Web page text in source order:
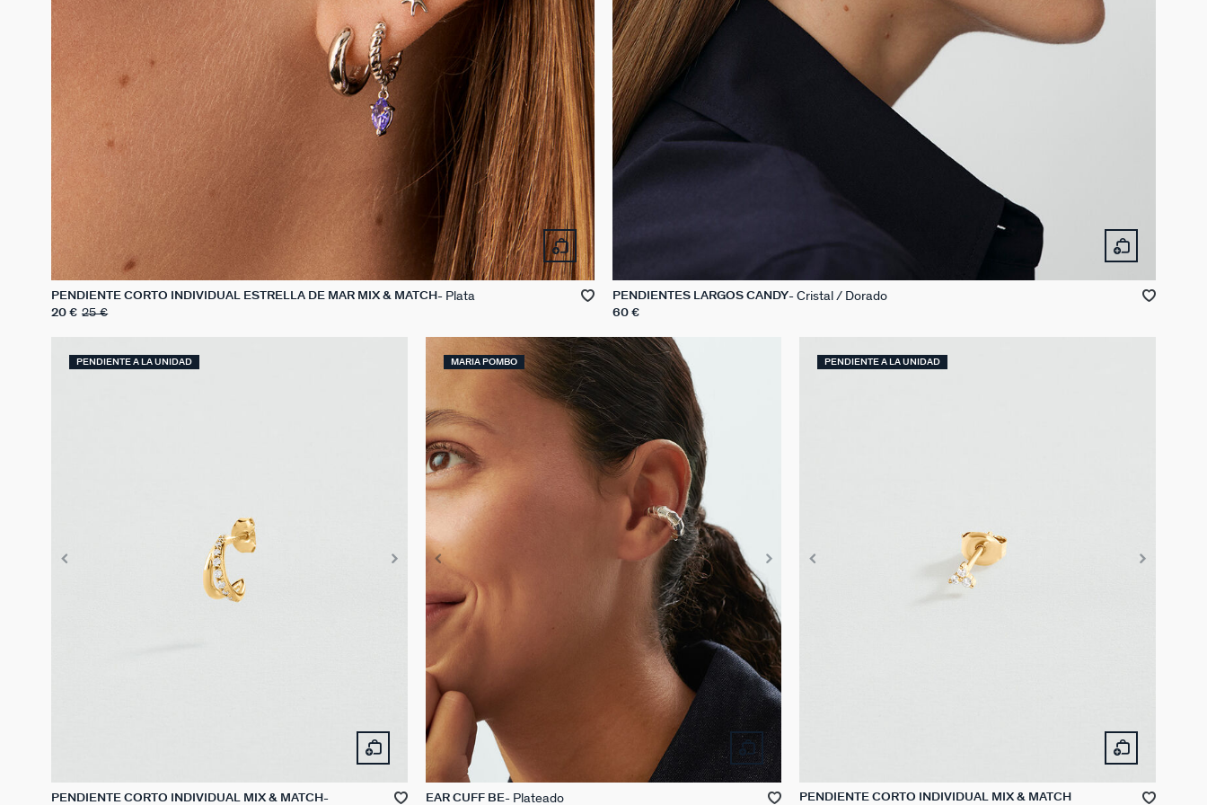
PENDIENTE CORTO INDIVIDUAL ESTRELLA DE MAR MIX & MATCH Plata
20 € 25 €
PENDIENTES LARGOS CANDY Cristal / Dorado
60 €
PENDIENTE A LA UNIDAD
PENDIENTE CORTO INDIVIDUAL MIX & MATCH
MARIA POMBO
EAR CUFF BE Plateado
PENDIENTE A LA UNIDAD
PENDIENTE CORTO INDIVIDUAL MIX & MATCH